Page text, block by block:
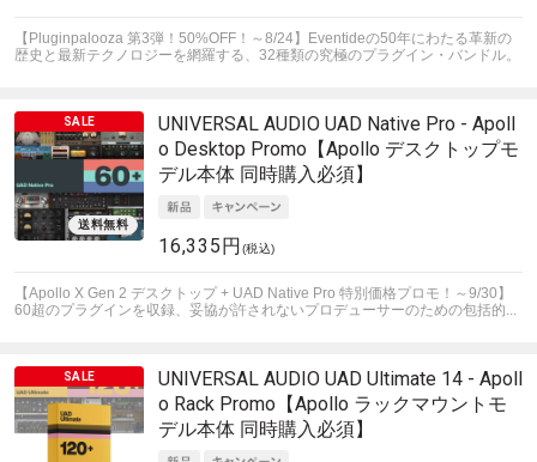
【Pluginpalooza 第3弾！50%OFF！～8/24】Eventideの50年にわたる革新の
歴史と最新テクノロジーを網羅する、32種類の究極のプラグイン・バンドル。
UNIVERSAL AUDIO UAD Native Pro - Apoll
o Desktop Promo【Apollo デスクトップモ
デル本体 同時購入必須】
16,335円 (税込)
【Apollo X Gen 2 デスクトップ + UAD Native Pro 特別価格プロモ！～9/30】
60超のプラグインを収録、妥協が許されないプロデューサーのための包括的...
UNIVERSAL AUDIO UAD Ultimate 14 - Apoll
o Rack Promo【Apollo ラックマウントモ
デル本体 同時購入必須】